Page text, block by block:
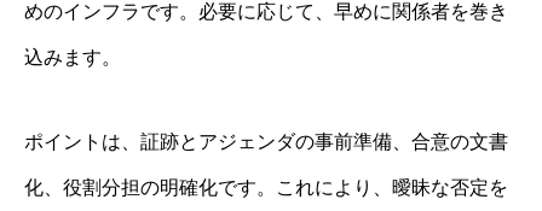
めのインフラです。必要に応じて、早めに関係者を巻き
込みます。
ポイントは、証跡とアジェンダの事前準備、合意の文書
化、役割分担の明確化です。これにより、曖昧な否定を